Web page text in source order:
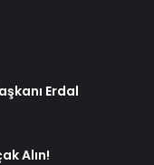
Erdal
Alın!